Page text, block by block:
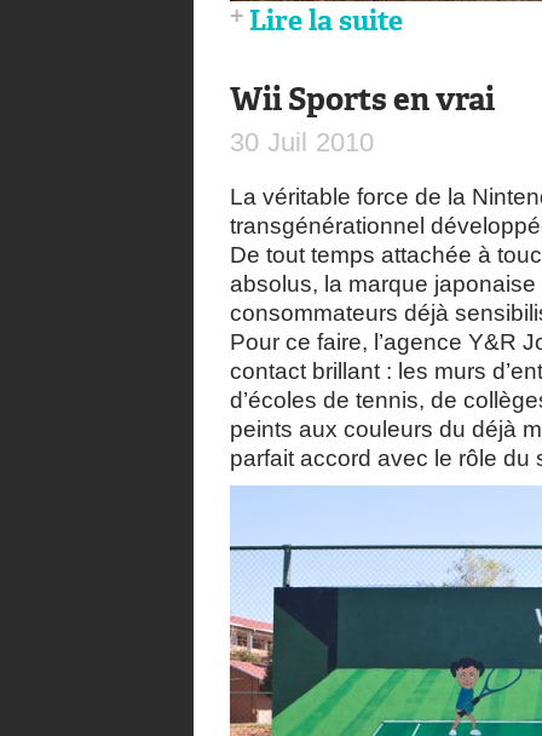
Lire la suite
Wii Sports en vrai
30 Juil 2010
La véritable force de la
transgénérationnel
De tout temps attachée à
absolus, la marque
consommateurs déjà
Pour ce faire, l’agence Y&R
contact brillant : les murs
d’écoles de tennis, de
peints aux couleurs du déjà
parfait accord avec le rôle du